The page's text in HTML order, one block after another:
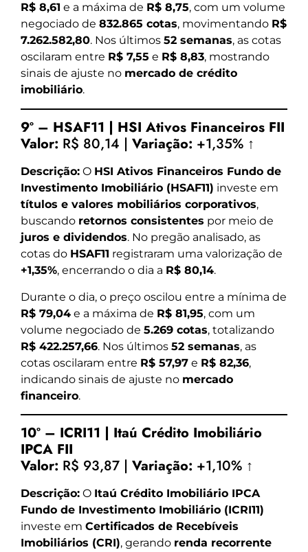
R$ 8,61 e a máxima de R$ 8,75, com um volume
negociado de 832.865 cotas, movimentando R$
7.262.582,80. Nos últimos 52 semanas, as cotas
oscilaram entre R$ 7,55 e R$ 8,83, mostrando
sinais de ajuste no mercado de crédito
imobiliário.
9º – HSAF11 | HSI Ativos Financeiros FII
Valor: R$ 80,14 | Variação: +1,35% ↑
Descrição: O HSI Ativos Financeiros Fundo de
Investimento Imobiliário (HSAF11) investe em
títulos e valores mobiliários corporativos,
buscando retornos consistentes por meio de
juros e dividendos. No pregão analisado, as
cotas do HSAF11 registraram uma valorização de
+1,35%, encerrando o dia a R$ 80,14.
Durante o dia, o preço oscilou entre a mínima de
R$ 79,04 e a máxima de R$ 81,95, com um
volume negociado de 5.269 cotas, totalizando
R$ 422.257,66. Nos últimos 52 semanas, as
cotas oscilaram entre R$ 57,97 e R$ 82,36,
indicando sinais de ajuste no mercado
financeiro.
10º – ICRI11 | Itaú Crédito Imobiliário
IPCA FII
Valor: R$ 93,87 | Variação: +1,10% ↑
Descrição: O Itaú Crédito Imobiliário IPCA
Fundo de Investimento Imobiliário (ICRI11)
investe em Certificados de Recebíveis
Imobiliários (CRI), gerando renda recorrente